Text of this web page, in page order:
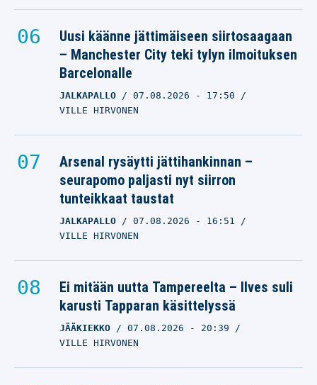
Uusi käänne jättimäiseen siirtosaagaan
– Manchester City teki tylyn ilmoituksen
Barcelonalle
JALKAPALLO 07.08.2026 - 17:50
VILLE HIRVONEN
Arsenal rysäytti jättihankinnan –
seurapomo paljasti nyt siirron
tunteikkaat taustat
JALKAPALLO 07.08.2026 - 16:51
VILLE HIRVONEN
Ei mitään uutta Tampereelta – Ilves suli
karusti Tapparan käsittelyssä
JÄÄKIEKKO 07.08.2026 - 20:39
VILLE HIRVONEN